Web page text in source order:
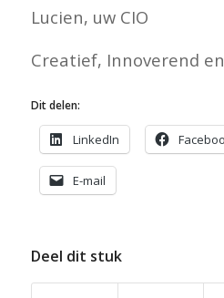
Lucien, uw CIO
Creatief, Innoverend
Dit delen:
LinkedIn
E-mail
Deel dit stuk